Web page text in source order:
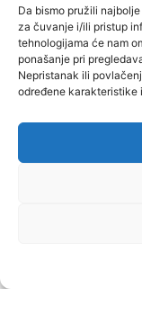
Da bismo pružili
za čuvanje i/ili pristup
tehnologijama će nam
ponašanje pri
Nepristanak ili
određene karakteristike
"Muževni budite"
hrvatski portal za
muškarce koji
reafirmirati u
vrijeme itekako
biblijski koncept
koji pokušavamo
više aspekata,
rubrika i poticajnih